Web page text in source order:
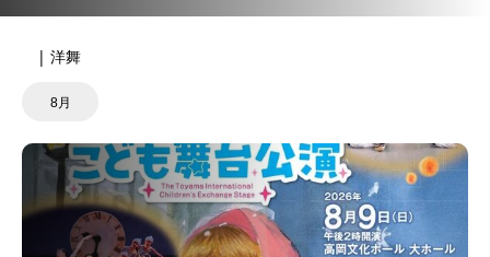
| 洋舞
8月